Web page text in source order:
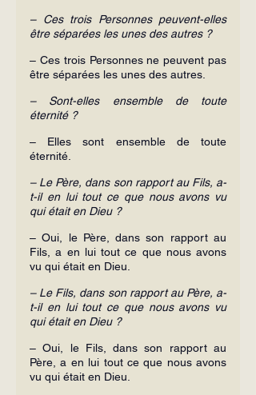
– Ces trois Personnes peuvent-elles
être séparées les unes des autres ?
– Ces trois Personnes ne peuvent pas
être séparées les unes des autres.
– Sont-elles ensemble de toute
éternité ?
– Elles sont ensemble de toute
éternité.
– Le Père, dans son rapport au Fils, a-
t-il en lui tout ce que nous avons vu
qui était en Dieu ?
– Oui, le Père, dans son rapport au
Fils, a en lui tout ce que nous avons
vu qui était en Dieu.
– Le Fils, dans son rapport au Père, a-
t-il en lui tout ce que nous avons vu
qui était en Dieu ?
– Oui, le Fils, dans son rapport au
Père, a en lui tout ce que nous avons
vu qui était en Dieu.